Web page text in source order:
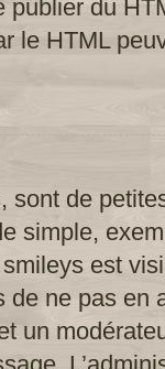
publier du
le HTML
sont de
simple,
est
ne pas en
un